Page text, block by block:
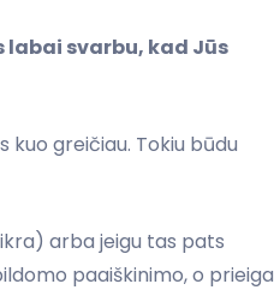
labai svarbu, kad Jūs
kuo greičiau. Tokiu būdu
arba jeigu tas pats
paaiškinimo, o prieiga